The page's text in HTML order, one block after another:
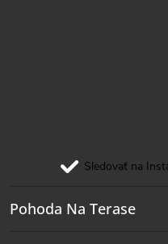
Sledovať na
Pohoda Na Terase